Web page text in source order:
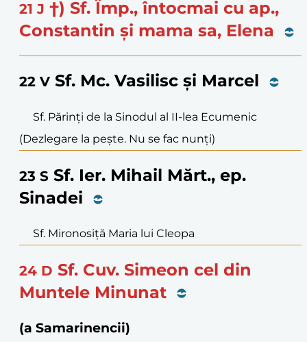
21 J †) Sf. Împ., întocmai cu ap.,
Constantin și mama sa, Elena
22 V Sf. Mc. Vasilisc și Marcel
Sf. Părinți de la Sinodul al II-lea Ecumenic
(Dezlegare la pește. Nu se fac nunți)
23 S Sf. Ier. Mihail Mărt., ep.
Sinadei
Sf. Mironosiță Maria lui Cleopa
24 D Sf. Cuv. Simeon cel din
Muntele Minunat
(a Samarinencii)